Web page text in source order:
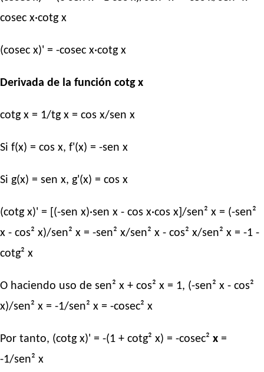
cosec x·cotg x
(cosec x)' = -cosec x·cotg x
Derivada de la función cotg x
cotg x = 1/tg x = cos x/sen x
Si f(x) = cos x, f'(x) = -sen x
Si g(x) = sen x, g'(x) = cos x
(cotg x)' = [(-sen x)·sen x - cos x·cos x]/sen² x = (-sen²
x - cos² x)/sen² x = -sen² x/sen² x - cos² x/sen² x = -1 -
cotg² x
O haciendo uso de sen² x + cos² x = 1, (-sen² x - cos²
x)/sen² x = -1/sen² x = -cosec² x
Por tanto, (cotg x)' = -(1 + cotg² x) = -cosec² x =
-1/sen² x